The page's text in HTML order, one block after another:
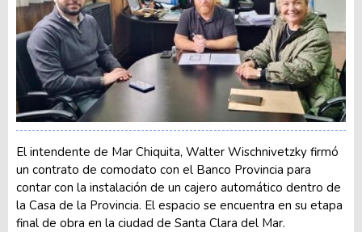
El intendente de Mar Chiquita, Walter Wischnivetzky firmó
un contrato de comodato con el Banco Provincia para
contar con la instalación de un cajero automático dentro de
la Casa de la Provincia. El espacio se encuentra en su etapa
final de obra en la ciudad de Santa Clara del Mar.